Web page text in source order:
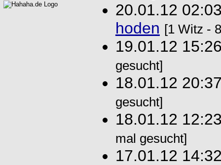
20.01.12
hoden [1 Witz -
19.01.12
gesucht]
18.01.12
gesucht]
18.01.12
mal gesucht]
17.01.12